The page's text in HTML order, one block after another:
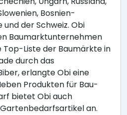
Bosnien-
und der Schweiz. Obi
Baumarktunternehmen
Top-Liste der Baumärkte in
durch das
erlangte Obi eine
Produkten für Bau-
bietet Obi auch
an.